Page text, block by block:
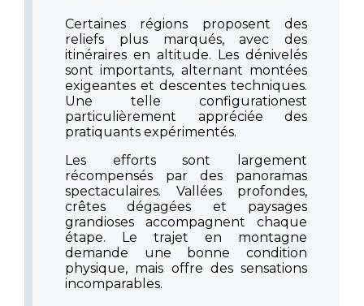
Certaines régions proposent des
reliefs plus marqués, avec des
itinéraires en altitude. Les dénivelés
sont importants, alternant montées
exigeantes et descentes techniques.
Une telle configurationest
particulièrement appréciée des
pratiquants expérimentés.
Les efforts sont largement
récompensés par des panoramas
spectaculaires. Vallées profondes,
crêtes dégagées et paysages
grandioses accompagnent chaque
étape. Le trajet en montagne
demande une bonne condition
physique, mais offre des sensations
incomparables.